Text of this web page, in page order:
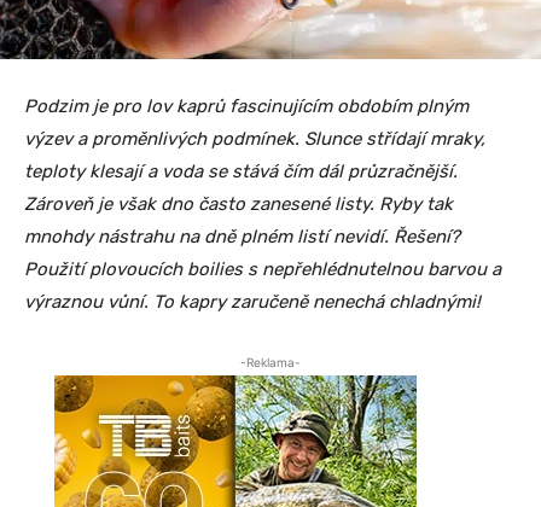
Podzim je pro lov kaprů fascinujícím obdobím plným
výzev a proměnlivých podmínek. Slunce střídají mraky,
teploty klesají a voda se stává čím dál průzračnější.
Zároveň je však dno často zanesené listy. Ryby tak
mnohdy nástrahu na dně plném listí nevidí. Řešení?
Použití plovoucích boilies s nepřehlédnutelnou barvou a
výraznou vůní. To kapry zaručeně nenechá chladnými!
-Reklama-